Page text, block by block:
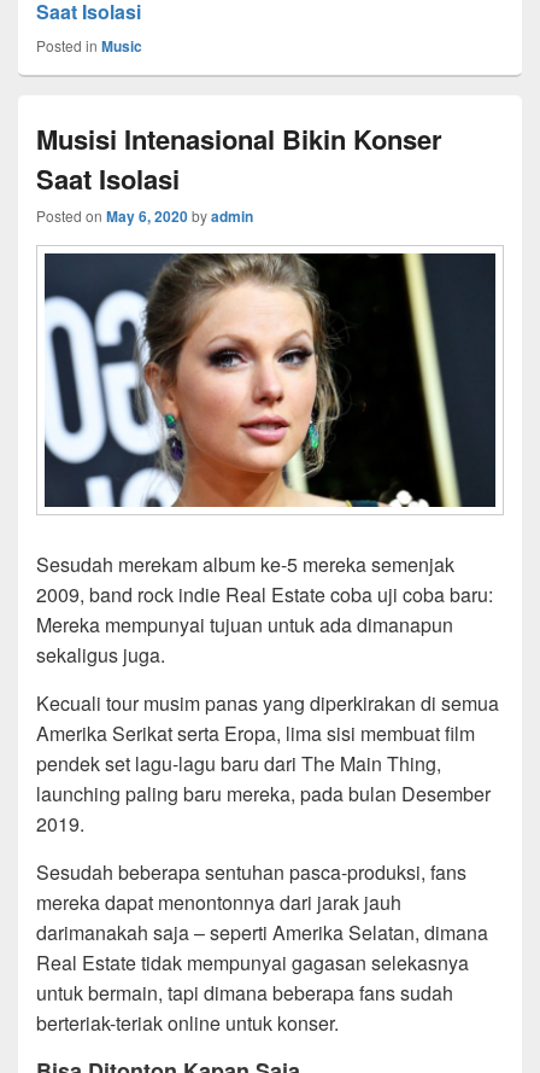
Saat Isolasi
Posted in Music
Musisi Intenasional Bikin Konser
Saat Isolasi
Posted on May 6, 2020byadmin
Sesudah merekam album ke-5 mereka semenjak
2009, band rock indie Real Estate coba uji coba baru:
Mereka mempunyai tujuan untuk ada dimanapun
sekaligus juga.
Kecuali tour musim panas yang diperkirakan di semua
Amerika Serikat serta Eropa, lima sisi membuat film
pendek set lagu-lagu baru dari The Main Thing,
launching paling baru mereka, pada bulan Desember
2019.
Sesudah beberapa sentuhan pasca-produksi, fans
mereka dapat menontonnya dari jarak jauh
darimanakah saja – seperti Amerika Selatan, dimana
Real Estate tidak mempunyai gagasan selekasnya
untuk bermain, tapi dimana beberapa fans sudah
berteriak-teriak online untuk konser.